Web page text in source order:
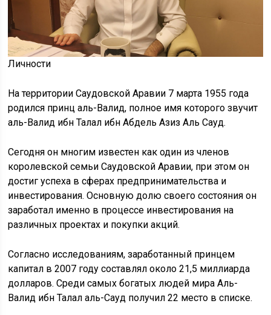
Личности
На территории Саудовской Аравии 7 марта 1955 года
родился принц аль-Валид, полное имя которого звучит
аль-Валид ибн Талал ибн Абдель Азиз Аль Сауд.
Сегодня он многим известен как один из членов
королевской семьи Саудовской Аравии, при этом он
достиг успеха в сферах предпринимательства и
инвестирования. Основную долю своего состояния он
заработал именно в процессе инвестирования на
различных проектах и покупки акций.
Согласно исследованиям, заработанный принцем
капитал в 2007 году составлял около 21,5 миллиарда
долларов. Среди самых богатых людей мира Аль-
Валид ибн Талал аль-Сауд получил 22 место в списке.